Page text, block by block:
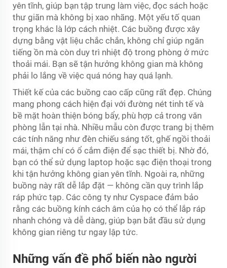
yên tĩnh, giúp bạn tập trung làm việc, đọc sách hoặc
thư giãn mà không bị xao nhãng. Một yếu tố quan
trọng khác là lớp cách nhiệt. Các buồng được xây
dựng bằng vật liệu chắc chắn, không chỉ giúp ngăn
tiếng ồn mà còn duy trì nhiệt độ trong phòng ở mức
thoải mái. Bạn sẽ tận hưởng không gian mà không
phải lo lắng về việc quá nóng hay quá lạnh.
Thiết kế của các buồng cao cấp cũng rất đẹp. Chúng
mang phong cách hiện đại với đường nét tinh tế và
bề mặt hoàn thiện bóng bẩy, phù hợp cả trong văn
phòng lẫn tại nhà. Nhiều mẫu còn được trang bị thêm
các tính năng như đèn chiếu sáng tốt, ghế ngồi thoải
mái, thậm chí có ổ cắm điện để sạc thiết bị. Nhờ đó,
bạn có thể sử dụng laptop hoặc sạc điện thoại trong
khi tận hưởng không gian yên tĩnh. Ngoài ra, những
buồng này rất dễ lắp đặt — không cần quy trình lắp
ráp phức tạp. Các công ty như Cyspace đảm bảo
rằng các buồng kính cách âm của họ có thể lắp ráp
nhanh chóng và dễ dàng, giúp bạn bắt đầu sử dụng
không gian riêng tư ngay lập tức.
Những vấn đề phổ biến nào người